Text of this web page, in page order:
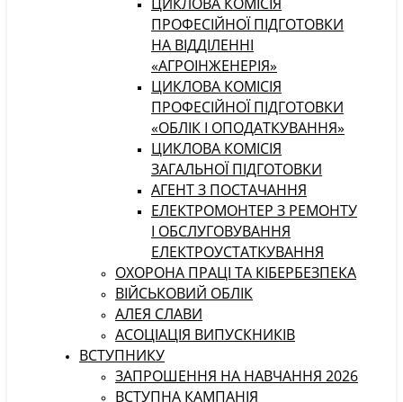
ПРОФЕСІЙНОЇ ПІДГОТОВКИ
НА ВІДДІЛЕННІ
«АГРОІНЖЕНЕРІЯ»
ЦИКЛОВА КОМІСІЯ
ПРОФЕСІЙНОЇ ПІДГОТОВКИ
«ОБЛІК І ОПОДАТКУВАННЯ»
ЦИКЛОВА КОМІСІЯ
ЗАГАЛЬНОЇ ПІДГОТОВКИ
АГЕНТ З ПОСТАЧАННЯ
ЕЛЕКТРОМОНТЕР З РЕМОНТУ
І ОБСЛУГОВУВАННЯ
ЕЛЕКТРОУСТАТКУВАННЯ
ОХОРОНА ПРАЦІ ТА КІБЕРБЕЗПЕКА
ВІЙСЬКОВИЙ ОБЛІК
АЛЕЯ СЛАВИ
АСОЦІАЦІЯ ВИПУСКНИКІВ
ВСТУПНИКУ
ЗАПРОШЕННЯ НА НАВЧАННЯ 2026
ВСТУПНА КАМПАНІЯ